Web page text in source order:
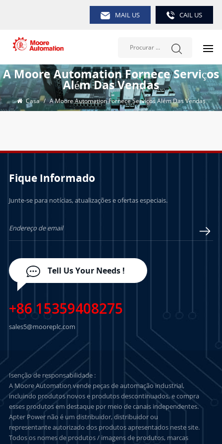
MAIL US CAIL US
A Moore Automation Fornece Serviços
Além Das Vendas
Casa / A Moore Automation Fornece Serviços Além Das Vendas
Fique Informado
Junte-se para notícias, atualizações e ofertas especiais.
Tell Us Your Needs !
+86 15359408275
sales5@mooreplc.com
Isenção de responsabilidade :
A Moore Automation vende peças de automação industrial,
incluindo produtos novos e produtos descontinuados, e compra
esses produtos em destaque por meio de canais independentes.
Apter Power não é um distribuidor, distribuidor ou
representante autorizado dos produtos apresentados neste site.
Todos os nomes de produtos / imagens de produtos, marcas